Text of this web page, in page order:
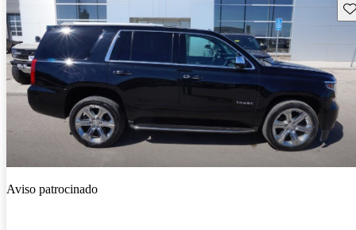
Aviso patrocinado